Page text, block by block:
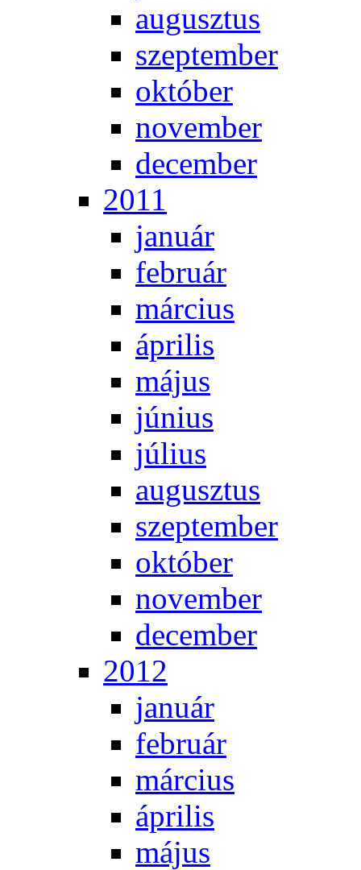
au­gusz­tus
szep­tem­ber
ok­tó­ber
no­vem­ber
de­cem­ber
2011
ja­nu­ár
feb­ru­ár
már­ci­us
áp­ri­lis
má­jus
jú­ni­us
jú­li­us
au­gusz­tus
szep­tem­ber
ok­tó­ber
no­vem­ber
de­cem­ber
2012
ja­nu­ár
feb­ru­ár
már­ci­us
áp­ri­lis
má­jus